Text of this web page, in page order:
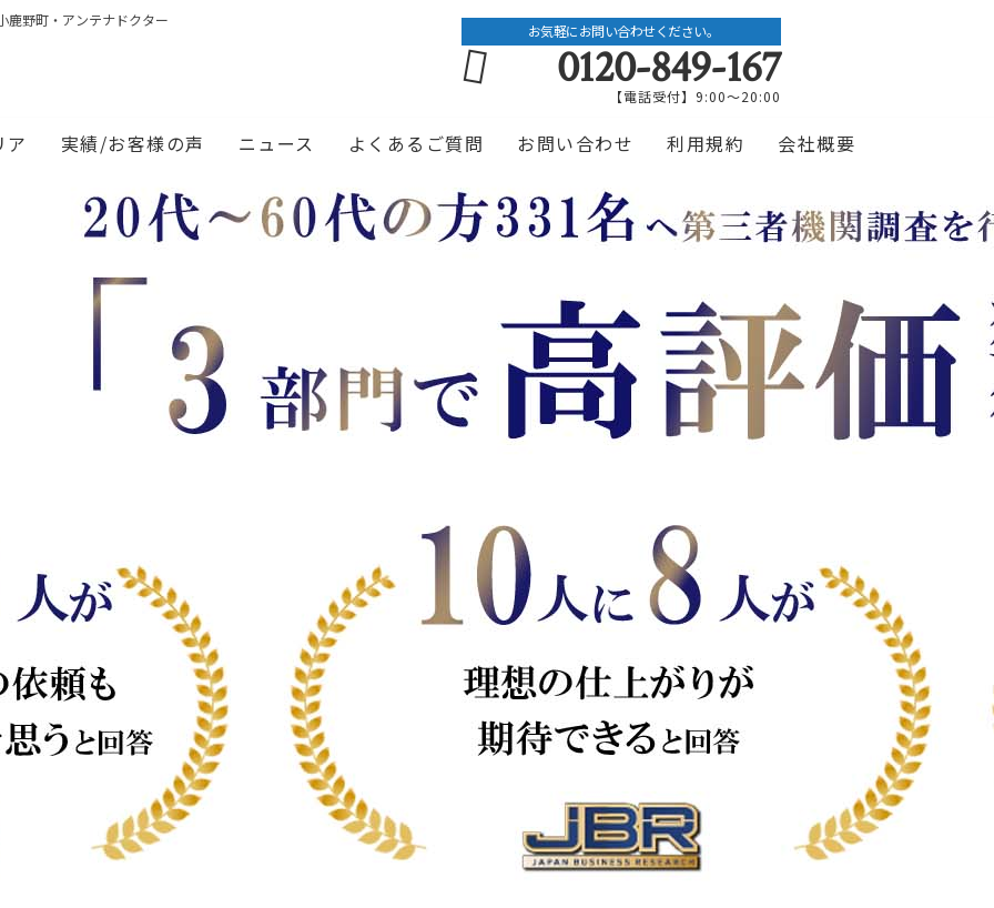
鹿野町・アンテナドクター
お気軽にお問い合わせください。
0120-849-167
【電話受付】9:00〜20:00
ア 実績/お客様の声 ニュース よくあるご質問 お問い合わせ 利用規約 会社概要